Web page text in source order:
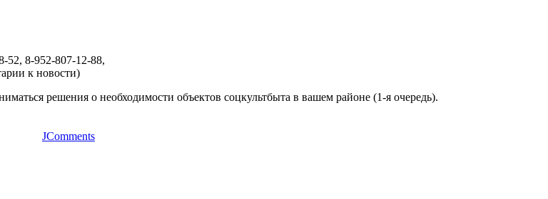
52, 8-952-807-12-88,
к новости)
решения о необходимости объектов соцкультбыта в вашем районе (1-я очередь).
JComments